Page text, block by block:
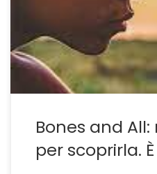
trovare motivazioni
destino e non per scelta, ai
protagonisti sono cannibali
Bones and
per scoprirla.